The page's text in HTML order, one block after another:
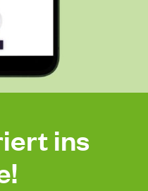
ins